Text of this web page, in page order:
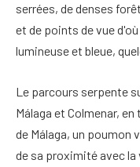
serrées, de denses
et de points de vue
lumineuse et bleue,
Le parcours serpente
Málaga et Colmenar,
de Málaga, un poumon
de sa proximité avec